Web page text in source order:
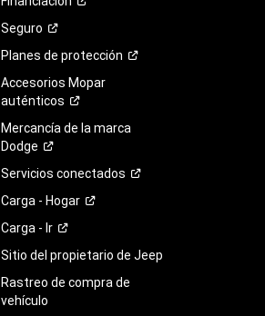
Seguro
Planes de protección
Accesorios Mopar
auténticos
Mercancía de la marca
Dodge
Servicios conectados
Carga - Hogar
Carga - Ir
Sitio del propietario de Jeep
Rastreo de compra de
vehículo